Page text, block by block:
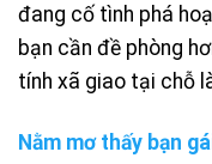
đang cố tình phá
bạn cần đề phòng
tính xã giao tại chỗ
Nằm mơ thấy bạn